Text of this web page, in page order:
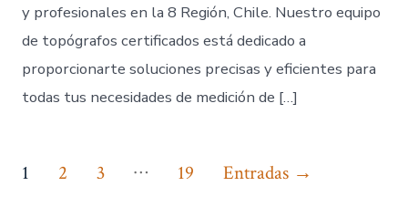
y profesionales en la 8 Región, Chile. Nuestro equipo
de topógrafos certificados está dedicado a
proporcionarte soluciones precisas y eficientes para
todas tus necesidades de medición de […]
Paginación
1 2 3 … 19 Entradas →